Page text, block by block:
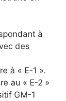
à
des
à « E-1 ».
au « E-2 »
GM-1